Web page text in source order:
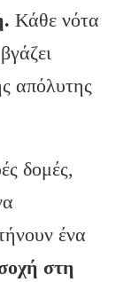
Κάθε νότα
απόλυτης
δομές,
ένα
στη